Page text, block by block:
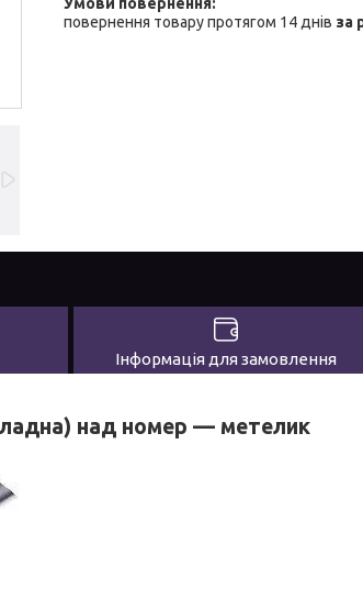
повернення товару протягом 14 днів за
Інформація для замовлення
над номер — метелик